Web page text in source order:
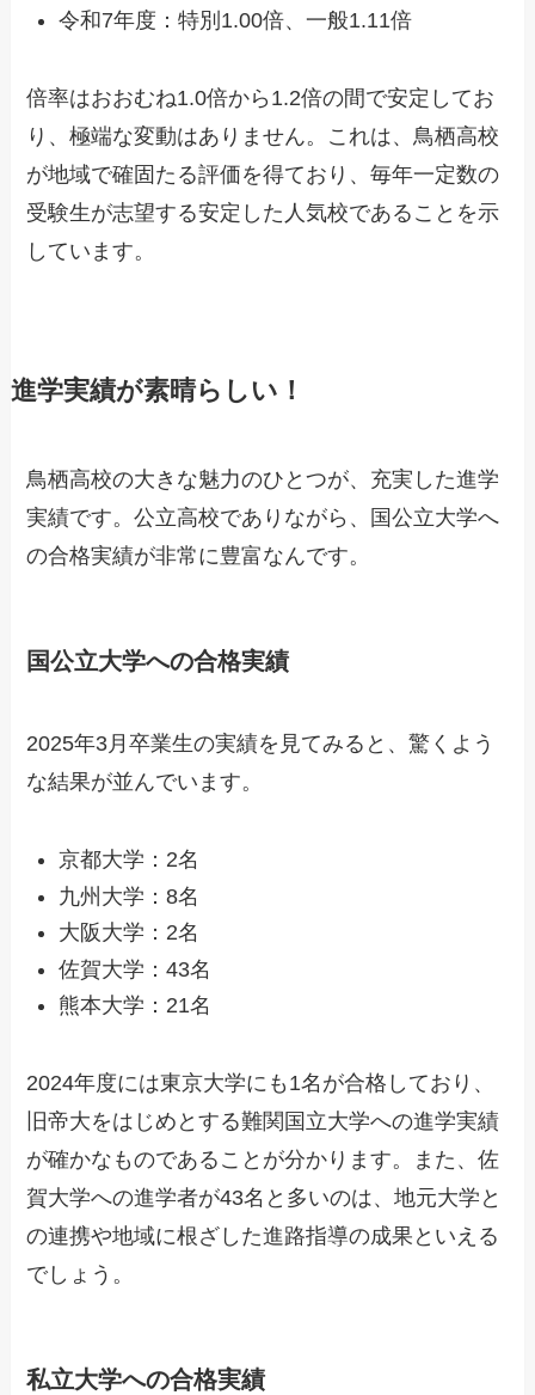
令和7年度：特別1.00倍、一般1.11倍
倍率はおおむね1.0倍から1.2倍の間で安定してお
り、極端な変動はありません。これは、鳥栖高校
が地域で確固たる評価を得ており、毎年一定数の
受験生が志望する安定した人気校であることを示
しています。
進学実績が素晴らしい！
鳥栖高校の大きな魅力のひとつが、充実した進学
実績です。公立高校でありながら、国公立大学へ
の合格実績が非常に豊富なんです。
国公立大学への合格実績
2025年3月卒業生の実績を見てみると、驚くよう
な結果が並んでいます。
京都大学：2名
九州大学：8名
大阪大学：2名
佐賀大学：43名
熊本大学：21名
2024年度には東京大学にも1名が合格しており、
旧帝大をはじめとする難関国立大学への進学実績
が確かなものであることが分かります。また、佐
賀大学への進学者が43名と多いのは、地元大学と
の連携や地域に根ざした進路指導の成果といえる
でしょう。
私立大学への合格実績